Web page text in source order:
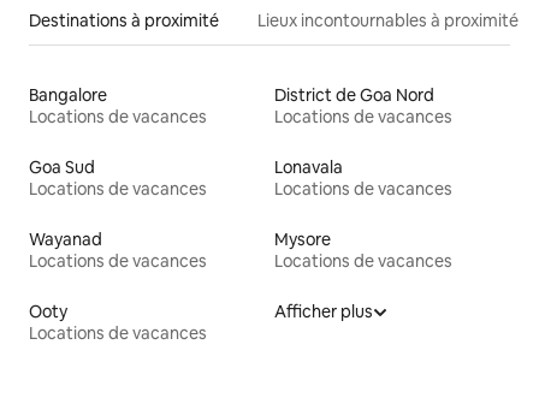
Destinations à proximité Lieux incontournables à proximité
Bangalore
Locations de vacances
District de Goa Nord
Locations de vacances
Goa Sud
Locations de vacances
Lonavala
Locations de vacances
Wayanad
Locations de vacances
Mysore
Locations de vacances
Ooty
Locations de vacances
Afficher plus